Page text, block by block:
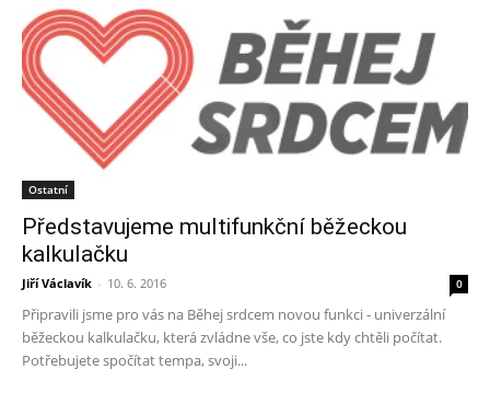
Ostatní
Představujeme multifunkční běžeckou
kalkulačku
Jiří Václavík - 10. 6. 2016 0
Připravili jsme pro vás na Běhej srdcem novou funkci - univerzální
běžeckou kalkulačku, která zvládne vše, co jste kdy chtěli počítat.
Potřebujete spočítat tempa, svoji...